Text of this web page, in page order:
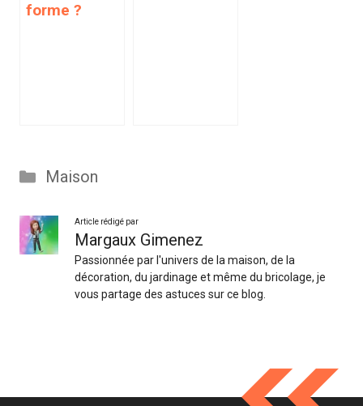
forme ?
Catégories
Maison
Article rédigé par
Margaux Gimenez
Passionnée par l'univers de la maison, de la
décoration, du jardinage et même du bricolage, je
vous partage des astuces sur ce blog.